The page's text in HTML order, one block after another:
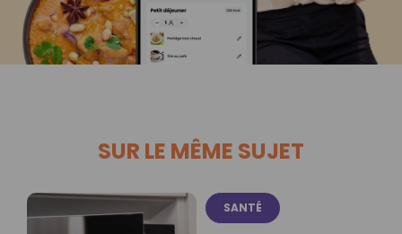
SUR LE MÊME SUJET
SANTÉ